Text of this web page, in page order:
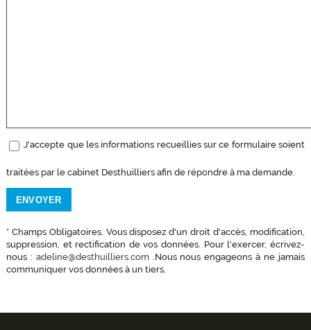
J'accepte que les informations recueillies sur ce formulaire soient
traitées par le cabinet Desthuilliers afin de répondre à ma demande.
* Champs Obligatoires. Vous disposez d'un droit d'accès, modification,
suppression, et rectification de vos données. Pour l'exercer, écrivez-
nous : adeline@desthuilliers.com.Nous nous engageons à ne jamais
communiquer vos données à un tiers.